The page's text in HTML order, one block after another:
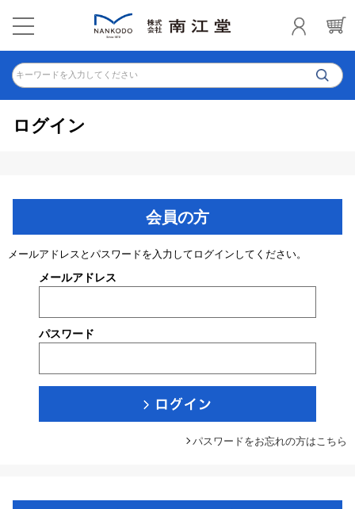
キーワードを入力してください
ログイン
会員の方
メールアドレスとパスワードを入力してログインしてください。
メールアドレス
パスワード
パスワードをお忘れの方はこちら